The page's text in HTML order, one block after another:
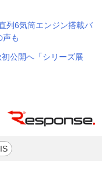
列6気筒エンジン搭載バ
声も
公開へ「シリーズ展